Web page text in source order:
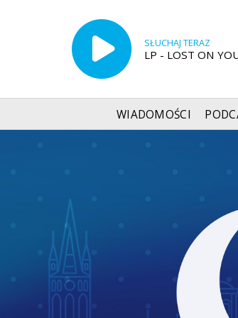
SŁUCHAJ TERAZ
LP - LOST ON
WIADOMOŚCI